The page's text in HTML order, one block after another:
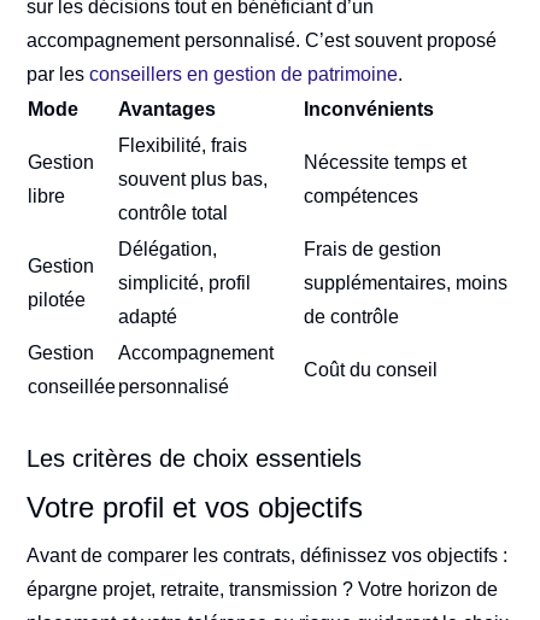
sur les décisions tout en bénéficiant d’un
accompagnement personnalisé. C’est souvent proposé
par lesconseillers en gestion de patrimoine.
Mode
Avantages Inconvénients
Gestion
libre
Flexibilité, frais
souvent plus bas,
contrôle total
Nécessite temps et
compétences
Gestion
pilotée
Délégation,
simplicité, profil
adapté
Frais de gestion
supplémentaires, moins
de contrôle
Gestion
conseillée
Accompagnement
personnalisé
Coût du conseil
Les critères de choix essentiels
Votre profil et vos objectifs
Avant de comparer les contrats, définissez vos objectifs :
épargne projet, retraite, transmission ? Votre horizon de